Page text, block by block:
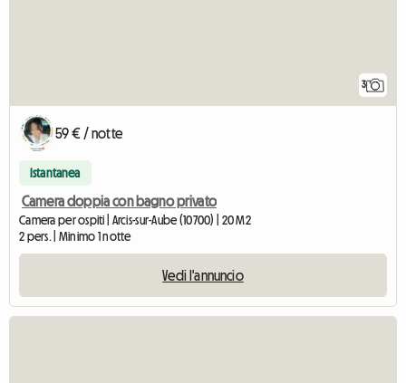
3
59 € / notte
Istantanea
Camera doppia con bagno privato
Camera per ospiti | Arcis-sur-Aube (10700) | 20 M2
2 pers. | Minimo 1 notte
Vedi l'annuncio